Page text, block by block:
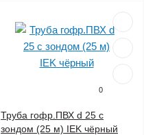
0
Труба гофр.ПВХ d 25 с
зондом (25 м) IEK чёрный